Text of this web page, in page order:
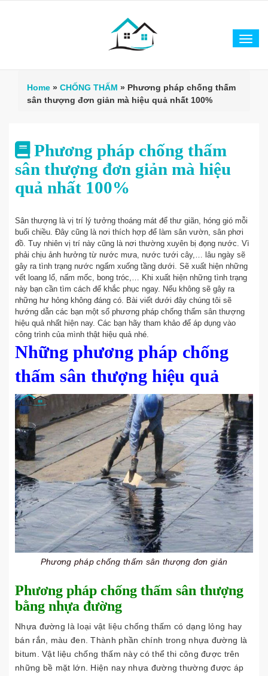
Home » CHỐNG THẤM » Phương pháp chống thấm
sân thượng đơn giản mà hiệu quả nhất 100%
Phương pháp chống thấm
sân thượng đơn giản mà hiệu
quả nhất 100%
Sân thượng là vị trí lý tưởng thoáng mát để thư giãn, hóng gió mỗi
buổi chiều. Đây cũng là nơi thích hợp để làm sân vườn, sân phơi
đồ. Tuy nhiên vị trí này cũng là nơi thường xuyên bị đọng nước. Vì
phải chịu ảnh hưởng từ nước mưa, nước tưới cây,… lâu ngày sẽ
gây ra tình trạng nước ngấm xuống tầng dưới. Sẽ xuất hiện những
vết loang lổ, nấm mốc, bong tróc,… Khi xuất hiện những tình trạng
này bạn cần tìm cách để khắc phục ngay. Nếu không sẽ gây ra
những hư hỏng không đáng có. Bài viết dưới đây chúng tôi sẽ
hướng dẫn các bạn một số phương pháp chống thấm sân thượng
hiệu quả nhất hiện nay. Các bạn hãy tham khảo để áp dụng vào
công trình của mình thật hiệu quả nhé.
Những phương pháp chống
thấm sân thượng hiệu quả
Phương pháp chống thấm sân thượng đơn giản
Phương pháp chống thấm sân thượng
bằng nhựa đường
Nhựa đường là loại vật liệu chống thấm có dạng lỏng hay
bán rắn, màu đen. Thành phần chính trong nhựa đường là
bitum. Vật liệu chống thấm này có thể thi công được trên
những bề mặt lớn. Hiện nay nhựa đường thường được áp